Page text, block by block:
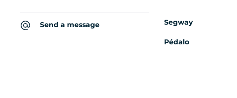
Send a message Segway
Pédalo